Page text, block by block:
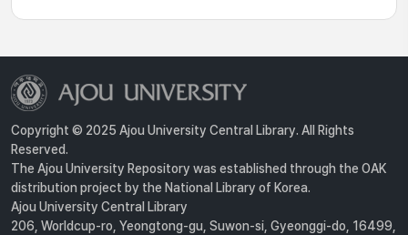
Copyright © 2025 Ajou University Central Library. All Rights
Reserved.
The Ajou University Repository was established through the OAK
distribution project by the National Library of Korea.
Ajou University Central Library
206, Worldcup-ro, Yeongtong-gu, Suwon-si, Gyeonggi-do, 16499,